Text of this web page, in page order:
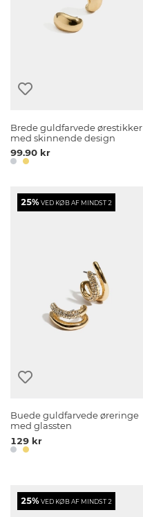
Brede guldfarvede ørestikker
med skinnende design
99.90 kr
25%VED KØB AF MINDST 2
Buede guldfarvede øreringe
med glassten
129 kr
25%VED KØB AF MINDST 2